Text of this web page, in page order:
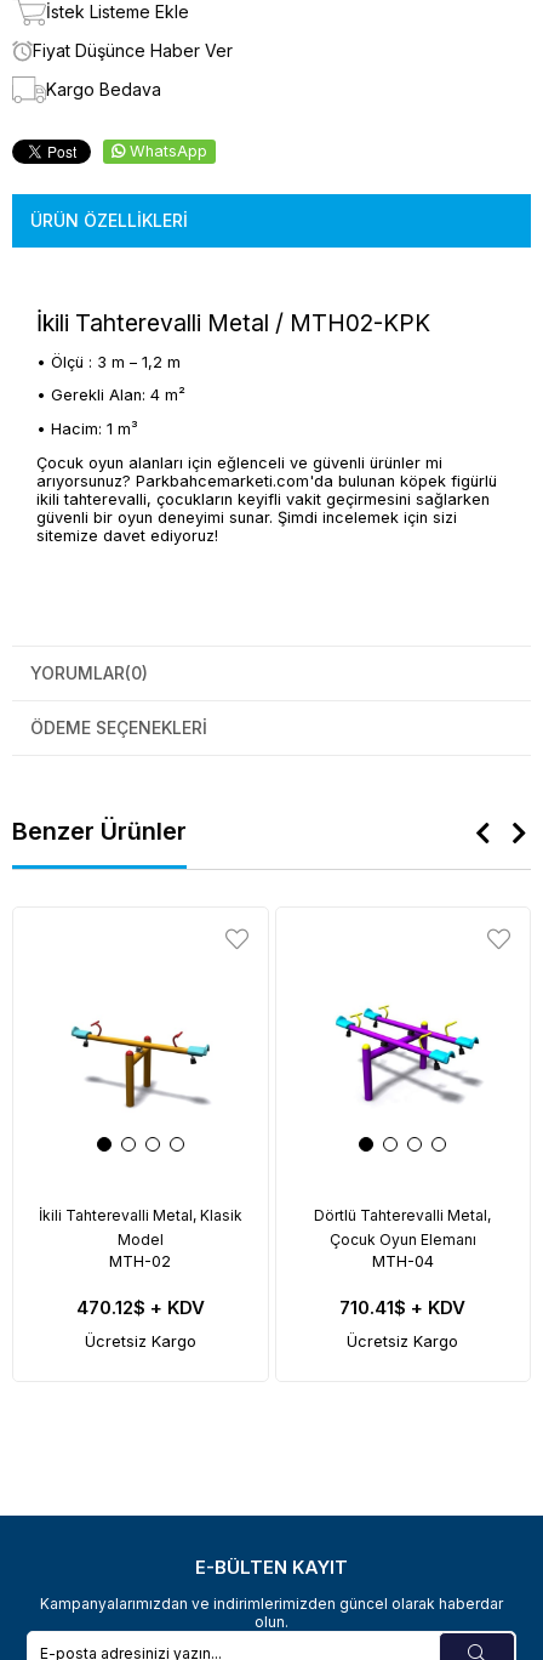
İstek Listeme Ekle
Fiyat Düşünce Haber Ver
Kargo Bedava
WhatsApp
ÜRÜN ÖZELLIKLERI
İkili Tahterevalli Metal / MTH02-KPK
• Ölçü : 3 m – 1,2 m
• Gerekli Alan: 4 m²
• Hacim: 1 m³
Çocuk oyun alanları için eğlenceli ve güvenli ürünler mi
arıyorsunuz? Parkbahcemarketi.com'da bulunan köpek figürlü
ikili tahterevalli, çocukların keyifli vakit geçirmesini sağlarken
güvenli bir oyun deneyimi sunar. Şimdi incelemek için sizi
sitemize davet ediyoruz!
YORUMLAR(0)
ÖDEME SEÇENEKLERI
Benzer Ürünler
İkili Tahterevalli Metal, Klasik
Model
MTH-02
470.12$ + KDV
Ücretsiz Kargo
Dörtlü Tahterevalli Metal,
Çocuk Oyun Elemanı
MTH-04
710.41$ + KDV
Ücretsiz Kargo
E-BÜLTEN KAYIT
Kampanyalarımızdan ve indirimlerimizden güncel olarak haberdar
olun.